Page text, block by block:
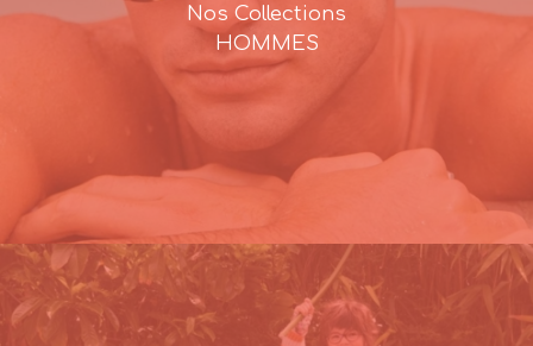
Nos Collections
HOMMES